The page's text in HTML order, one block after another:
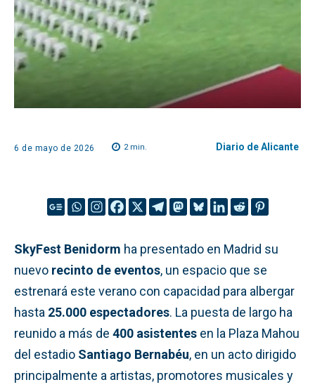
6 de mayo de 2026 2min. Diario de Alicante
SkyFest Benidorm ha presentado en Madrid su
nuevo recinto de eventos, un espacio que se
estrenará este verano con capacidad para albergar
hasta 25.000 espectadores. La puesta de largo ha
reunido a más de 400 asistentes en la Plaza Mahou
del estadio Santiago Bernabéu, en un acto dirigido
principalmente a artistas, promotores musicales y